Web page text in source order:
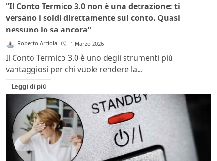
“Il Conto Termico 3.0 non è una detrazione: ti
versano i soldi direttamente sul conto. Quasi
nessuno lo sa ancora”
Roberto Arciola 1 Marzo 2026
Il Conto Termico 3.0 è uno degli strumenti più
vantaggiosi per chi vuole rendere la...
Leggi di più